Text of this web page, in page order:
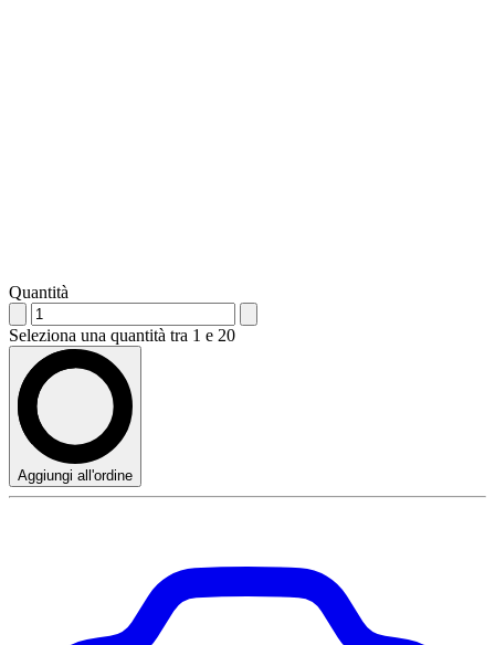
Quantità
Seleziona una quantità tra 1 e 20
Aggiungi all'ordine